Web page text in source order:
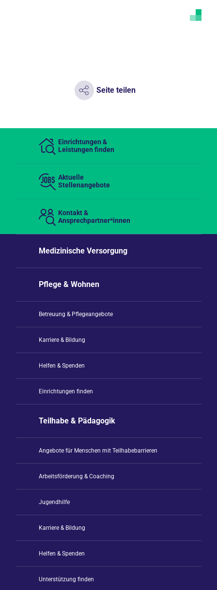
Seite teilen
Einrichtungen &
Leistungen finden
Aktuelle
Stellenangebote
Kontakt &
Ansprechpartner*innen
Medizinische Versorgung
Pflege & Wohnen
Betreuung & Pflegeangebote
Karriere & Bildung
Helfen & Spenden
Einrichtungen finden
Teilhabe & Pädagogik
Angebote für Menschen mit Teilhabebarrieren
Arbeitsförderung & Coaching
Jugendhilfe
Karriere & Bildung
Helfen & Spenden
Unterstützung finden